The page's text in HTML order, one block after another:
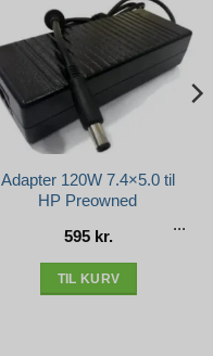
Adapter 120W 7.4×5.0 til
HP Preowned
595 kr.
TIL KURV